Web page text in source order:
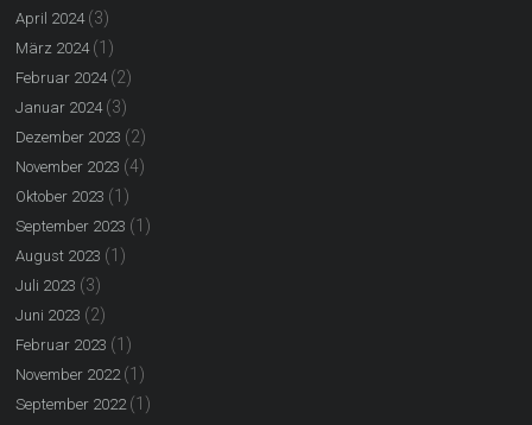
April 2024(3)
März 2024(1)
Februar 2024(2)
Januar 2024(3)
Dezember 2023 (2)
November 2023 (4)
Oktober 2023 (1)
September 2023 (1)
August 2023 (1)
Juli 2023 (3)
Juni 2023 (2)
Februar 2023 (1)
November 2022 (1)
September 2022 (1)